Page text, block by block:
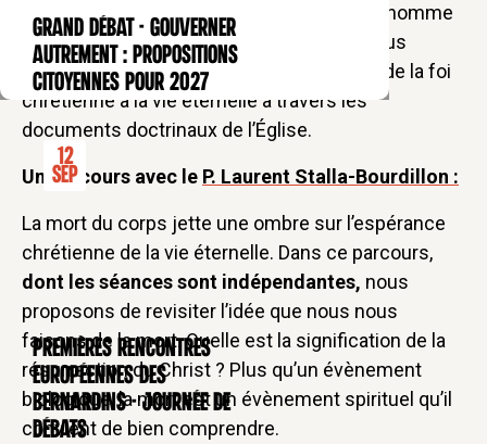
CONFÉRENCE
GRAND DÉBAT - Gouverner
autrement : propositions
citoyennes pour 2027
CONFÉRENCE
12
Sep
Premières rencontres
européennes des
Bernardins - Journée de
débats
l’état intermédiaire. Nous verrons en quoi l’homme
est destiné par création à l’immortalité. Nous
parcourrons également les traits majeurs de la foi
chrétienne à la vie éternelle à travers les
documents doctrinaux de l’Église.
Un parcours avec le P. Laurent Stalla-Bourdillon :
La mort du corps jette une ombre sur l’espérance
chrétienne de la vie éternelle. Dans ce parcours,
dont les séances sont indépendantes, nous
proposons de revisiter l’idée que nous nous
faisons de la mort. Quelle est la signification de la
résurrection du Christ ? Plus qu’un évènement
biologique, la mort est un évènement spirituel qu’il
convient de bien comprendre.